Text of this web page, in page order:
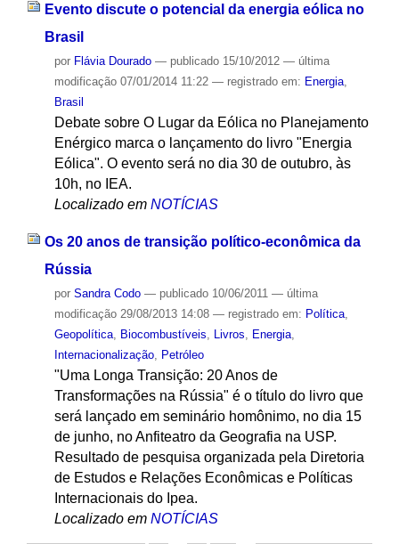
Evento discute o potencial da energia eólica no
Brasil
por Flávia Dourado — publicado15/10/2012 — última
modificação07/01/2014 11:22 — registrado em: Energia,
Brasil
Debate sobre O Lugar da Eólica no Planejamento
Enérgico marca o lançamento do livro "Energia
Eólica". O evento será no dia 30 de outubro, às
10h, no IEA.
Localizado em NOTÍCIAS
Os 20 anos de transição político-econômica da
Rússia
por Sandra Codo — publicado10/06/2011 — última
modificação29/08/2013 14:08 — registrado em: Política,
Geopolítica, Biocombustíveis, Livros, Energia,
Internacionalização, Petróleo
"Uma Longa Transição: 20 Anos de
Transformações na Rússia" é o título do livro que
será lançado em seminário homônimo, no dia 15
de junho, no Anfiteatro da Geografia na USP.
Resultado de pesquisa organizada pela Diretoria
de Estudos e Relações Econômicas e Políticas
Internacionais do Ipea.
Localizado em NOTÍCIAS